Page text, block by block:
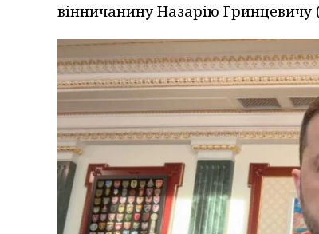
вінничанину Назарію Гринцевичу